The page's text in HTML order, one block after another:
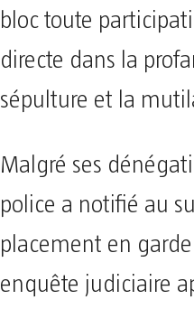
bloc toute
directe dans la
sépulture et la
​Malgré ses
police a notifié au
placement en
enquête judiciaire